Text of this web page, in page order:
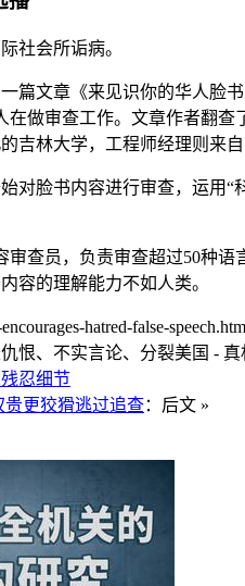
社会所诟病。
文章《来见识你的华人脸书
做审查工作。文章作者翻查
吉林大学，工程师经理则来
对脸书内容进行审查，运用
查员，负责审查超过50种
容的理解能力不如人类。
hatred-false-
恨、不实言论、分裂美国 - 真
忍细节
更狡猾逃过追查：后文 »